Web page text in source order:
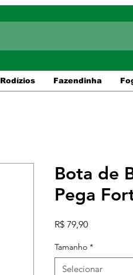
Rodízios Fazendinha
Bota de
Pega
R$ 79,90Preço
Tamanho *
Selecionar